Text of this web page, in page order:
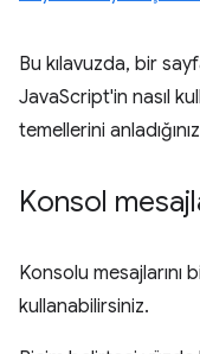
Bu kılavuzda, bir
JavaScript'in nasıl
temellerini
Konsol
Konsolu mesajlarını
kullanabilirsiniz.